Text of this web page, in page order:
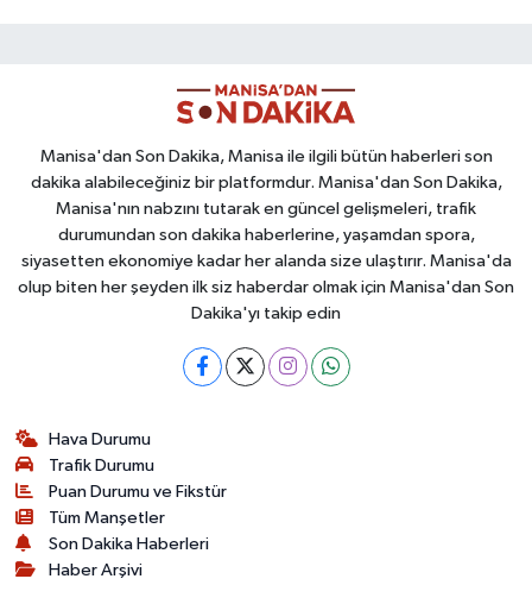
Manisa'dan Son Dakika, Manisa ile ilgili bütün haberleri son
dakika alabileceğiniz bir platformdur. Manisa'dan Son Dakika,
Manisa'nın nabzını tutarak en güncel gelişmeleri, trafik
durumundan son dakika haberlerine, yaşamdan spora,
siyasetten ekonomiye kadar her alanda size ulaştırır. Manisa'da
olup biten her şeyden ilk siz haberdar olmak için Manisa'dan Son
Dakika'yı takip edin
Hava Durumu
Trafik Durumu
Puan Durumu ve Fikstür
Tüm Manşetler
Son Dakika Haberleri
Haber Arşivi